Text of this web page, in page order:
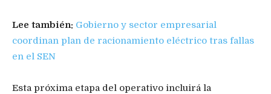
Lee también: Gobierno y sector empresarial
coordinan plan de racionamiento eléctrico tras fallas
en el SEN
Esta próxima etapa del operativo incluirá la